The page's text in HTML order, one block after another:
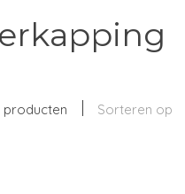
producten Sorteren op